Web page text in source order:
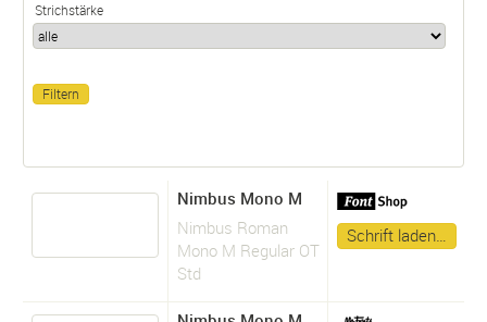
Strichstärke
Nimbus Mono M
Nimbus Roman
Mono M Regular OT
Std
Schrift laden…